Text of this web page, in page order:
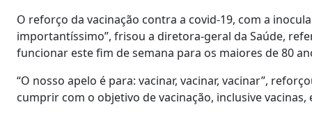
O reforço da vacinação contra a covid-19, com a
importantíssimo”, frisou a diretora-geral da Saúde,
funcionar este fim de semana para os maiores de 80
“O nosso apelo é para: vacinar, vacinar, vacinar”,
cumprir com o objetivo de vacinação, inclusive